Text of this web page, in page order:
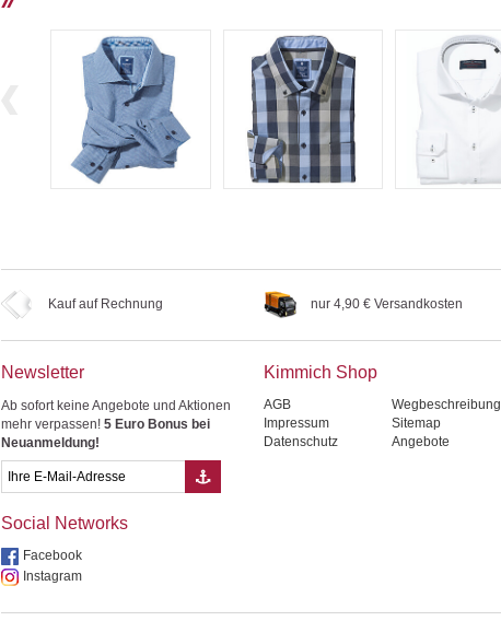
Kauf auf Rechnung nur 4,90 € Versandkosten
Newsletter
Ab sofort keine Angebote und Aktionen
mehr verpassen! 5 Euro Bonus bei
Neuanmeldung!
Social Networks
Facebook
Instagram
Kimmich Shop
AGB
Wegbeschreibung
Impressum
Sitemap
Datenschutz
Angebote